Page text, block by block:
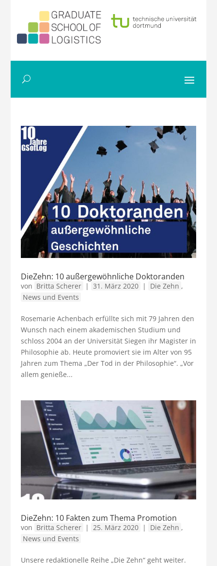
DieZehn: 10 außergewöhnliche Doktoranden
von Britta Scherer | 31. März 2020 | Die Zehn ,
News und Events
Rosemarie Achenbach erfüllte sich mit 79 Jahren den
Wunsch nach einem akademischen Studium und
schloss 2004 an der Universität Siegen ihr Magister in
Philosophie ab. Heute promoviert sie im Alter von 95
Jahren zum Thema „Der Tod in der Philosophie“. „Vor
allem genieße...
DieZehn: 10 Fakten zum Thema Promotion
von Britta Scherer | 25. März 2020 | Die Zehn ,
News und Events
Unsere redaktionelle Reihe „Die Zehn“ geht weiter.